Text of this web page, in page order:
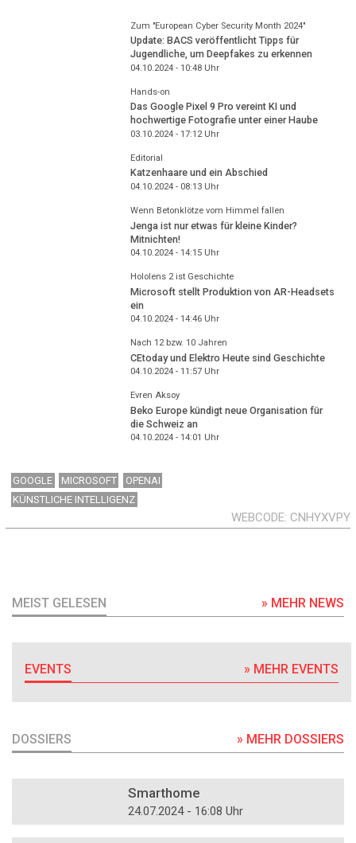
Zum "European Cyber Security Month 2024"
Update: BACS veröffentlicht Tipps für
Jugendliche, um Deepfakes zu erkennen
04.10.2024 - 10:48Uhr
Hands-on
Das Google Pixel 9 Pro vereint KI und
hochwertige Fotografie unter einer Haube
03.10.2024 - 17:12Uhr
Editorial
Katzenhaare und ein Abschied
04.10.2024 - 08:13Uhr
Wenn Betonklötze vom Himmel fallen
Jenga ist nur etwas für kleine Kinder?
Mitnichten!
04.10.2024 - 14:15Uhr
Hololens 2 ist Geschichte
Microsoft stellt Produktion von AR-Headsets
ein
04.10.2024 - 14:46Uhr
Nach 12 bzw. 10 Jahren
CEtoday und Elektro Heute sind Geschichte
04.10.2024 - 11:57Uhr
Evren Aksoy
Beko Europe kündigt neue Organisation für
die Schweiz an
04.10.2024 - 14:01 Uhr
GOOGLE MICROSOFT
OPENAI
KÜNSTLICHE INTELLIGENZ
WEBCODE CNHYXVPY
MEIST GELESEN » MEHR NEWS
EVENTS » MEHR EVENTS
DOSSIERS » MEHR DOSSIERS
Smarthome
24.07.2024 - 16:08 Uhr